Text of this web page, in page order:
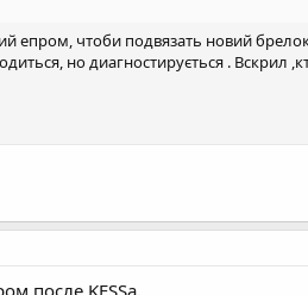
епром, чтоби подвязать новий
но диагностирується . Вскрил